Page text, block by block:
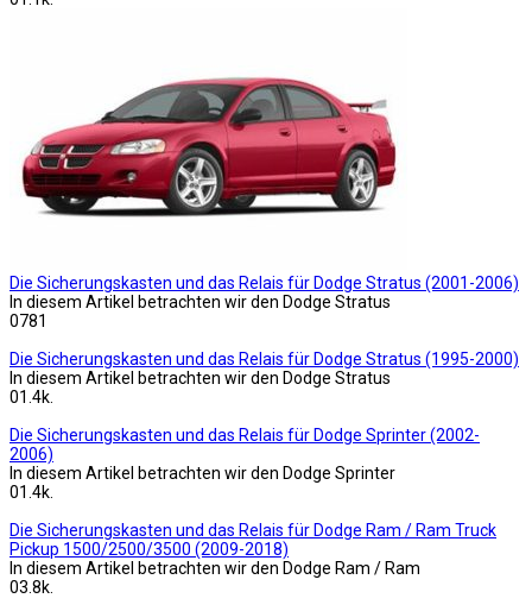
Die Sicherungskasten und das Relais für Dodge Stratus (2001-2006)
In diesem Artikel betrachten wir den Dodge Stratus
0781
Die Sicherungskasten und das Relais für Dodge Stratus (1995-2000)
In diesem Artikel betrachten wir den Dodge Stratus
01.4k.
Die Sicherungskasten und das Relais für Dodge Sprinter (2002-
2006)
In diesem Artikel betrachten wir den Dodge Sprinter
01.4k.
Die Sicherungskasten und das Relais für Dodge Ram / Ram Truck
Pickup 1500/2500/3500 (2009-2018)
In diesem Artikel betrachten wir den Dodge Ram / Ram
03.8k.